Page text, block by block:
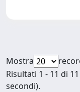
Mostra
Risultati 1 - 11 di
secondi).